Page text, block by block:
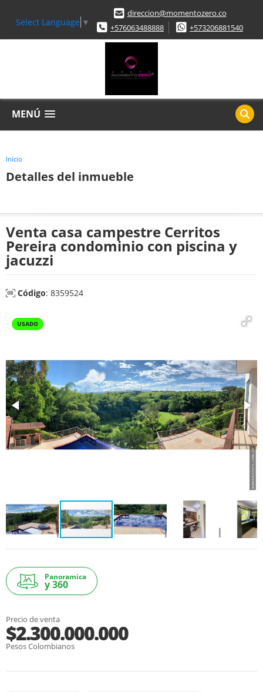
Select Language ▼
direccion@momentozero.co
+576063488888
+573206881540
MENÚ
Inicio
Detalles del inmueble
Venta casa campestre Cerritos
Pereira condominio con piscina y
jacuzzi
Código: 8359524
USADO
Panoramica
y 360
Precio de venta
$2.300.000.000
Pesos Colombianos